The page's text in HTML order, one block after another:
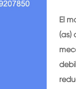
El
(as)